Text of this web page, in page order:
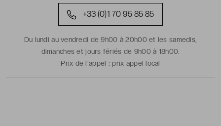
+33 (0)1 70 95 85 85
Du lundi au vendredi de 9h00 à 20h00 et les samedis,
dimanches et jours fériés de 9h00 à 18h00.
Prix de l'appel :prix appel local